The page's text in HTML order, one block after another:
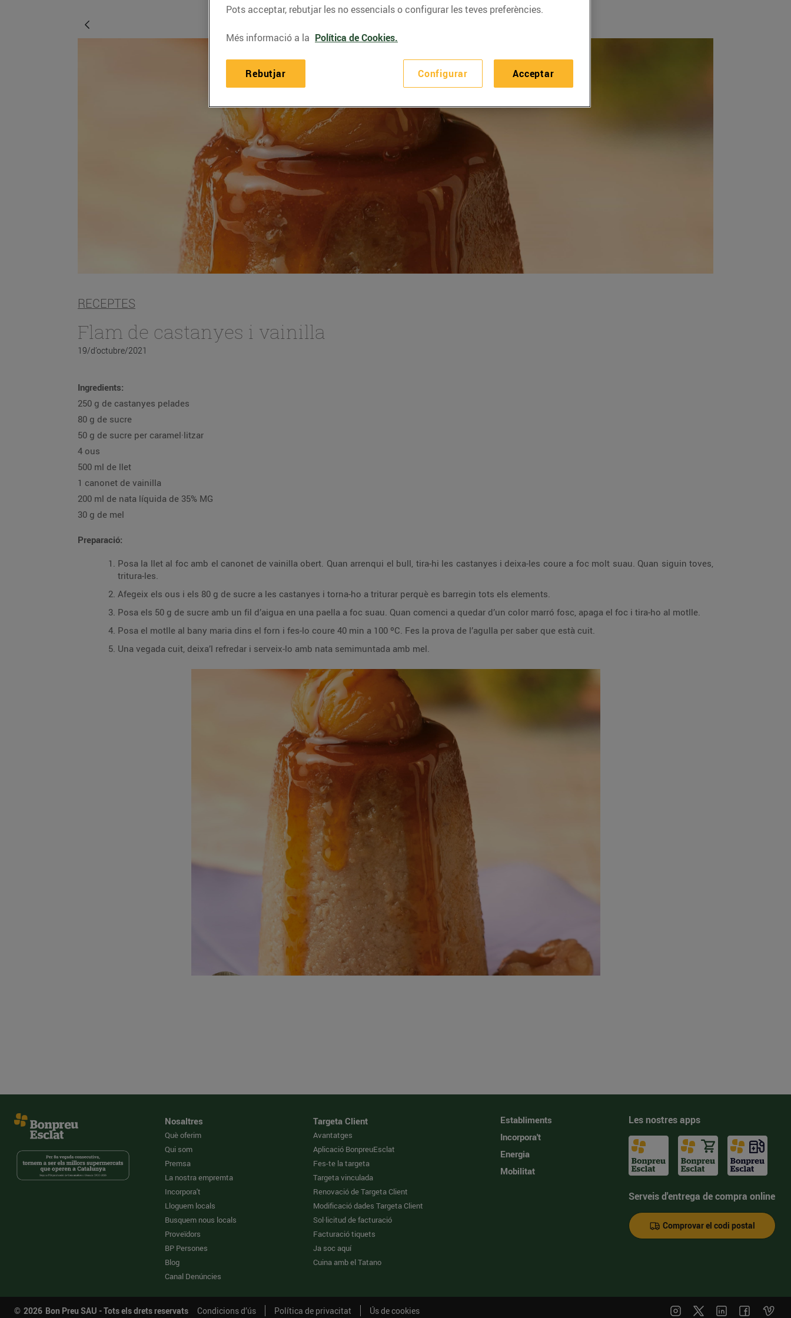
RECEPTES
Flam de castanyes i vainilla
19/d’octubre/2021
Ingredients:
250 g de castanyes pelades
80 g de sucre
50 g de sucre per caramel·litzar
4 ous
500 ml de llet
1 canonet de vainilla
200 ml de nata líquida de 35% MG
30 g de mel
Preparació:
Posa la llet al foc amb el canonet de vainilla obert. Quan arrenqui el bull, tira-hi les castanyes i deixa-les coure a foc molt suau. Quan siguin toves,
tritura-les.
Afegeix els ous i els 80 g de sucre a les castanyes i torna-ho a triturar perquè es barregin tots els elements.
Posa els 50 g de sucre amb un fil d’aigua en una paella a foc suau. Quan comenci a quedar d’un color marró fosc, apaga el foc i tira-ho al motlle.
Posa el motlle al bany maria dins el forn i fes-lo coure 40 min a 100 ºC. Fes la prova de l’agulla per saber que està cuit.
Una vegada cuit, deixa’l refredar i serveix-lo amb nata semimuntada amb mel.
Nosaltres
Què oferim
Qui som
Premsa
La nostra empremta
Incorpora't
Lloguem locals
Busquem nous locals
Proveïdors
BP Persones
Blog
Canal Denúncies
Targeta Client
Avantatges
Aplicació BonpreuEsclat
Fes-te la targeta
Targeta vinculada
Renovació de Targeta Client
Modificació dades Targeta Client
Sol·licitud de facturació
Facturació tiquets
Ja soc aquí
Cuina amb el Tatano
Establiments
Incorpora't
Energia
Mobilitat
Les nostres apps
Serveis d'entrega de compra online
Comprovar el codi postal
© 2026 Bon Preu SAU - Tots els drets reservats Condicions d’ús Política de privacitat Ús de cookies
Pots acceptar, rebutjar les no essencials o configurar les teves preferències.
Més informació a la Política de Cookies.
Configurar
Rebutjar Acceptar